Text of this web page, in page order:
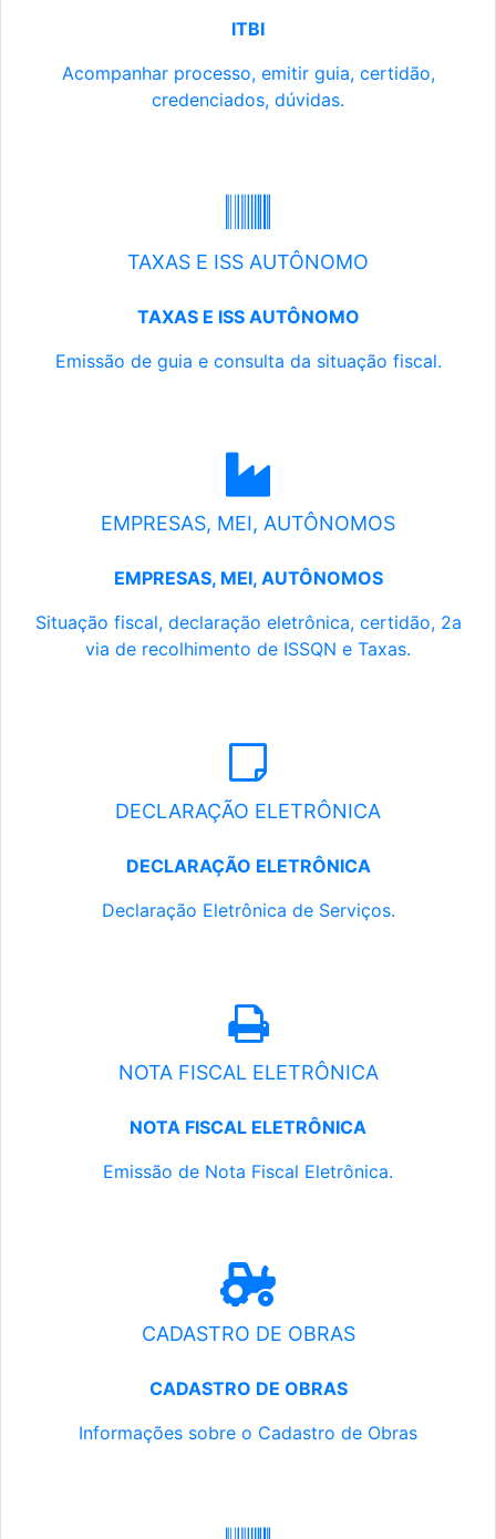
ITBI
Acompanhar processo, emitir guia, certidão,
credenciados, dúvidas.
TAXAS E ISS AUTÔNOMO
TAXAS E ISS AUTÔNOMO
Emissão de guia e consulta da situação fiscal.
EMPRESAS, MEI, AUTÔNOMOS
EMPRESAS, MEI, AUTÔNOMOS
Situação fiscal, declaração eletrônica, certidão, 2a
via de recolhimento de ISSQN e Taxas.
DECLARAÇÃO ELETRÔNICA
DECLARAÇÃO ELETRÔNICA
Declaração Eletrônica de Serviços.
NOTA FISCAL ELETRÔNICA
NOTA FISCAL ELETRÔNICA
Emissão de Nota Fiscal Eletrônica.
CADASTRO DE OBRAS
CADASTRO DE OBRAS
Informações sobre o Cadastro de Obras